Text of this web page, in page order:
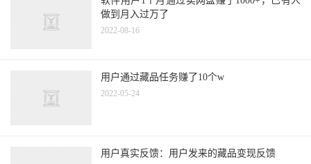
做到月入过万了
2022-08-16
用户通过藏品任务赚了10个w
2022-05-24
用户真实反馈：用户发来的藏品变现反馈